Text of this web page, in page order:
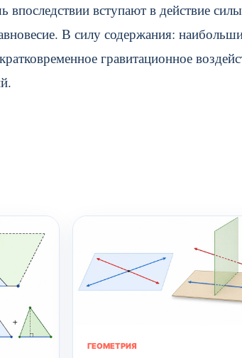
вступают в действие силы
В силу содержания:
гравитационное
ГЕОМЕТРИЯ